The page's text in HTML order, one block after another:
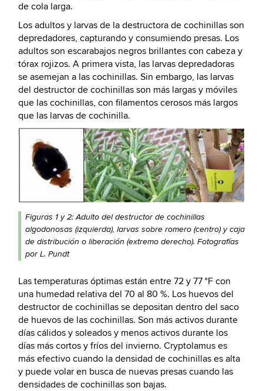
de cola larga.
Los adultos y larvas de la destructora de cochinillas son
depredadores, capturando y consumiendo presas. Los
adultos son escarabajos negros brillantes con cabeza y
tórax rojizos. A primera vista, las larvas depredadoras
se asemejan a las cochinillas. Sin embargo, las larvas
del destructor de cochinillas son más largas y móviles
que las cochinillas, con filamentos cerosos más largos
que las larvas de cochinilla.
Figuras 1 y 2: Adulto del destructor de cochinillas
algodonosas (izquierda), larvas sobre romero (centro) y caja
de distribución o liberación (extremo derecho). Fotografías
por L. Pundt
Las temperaturas óptimas están entre 72 y 77 °F con
una humedad relativa del 70 al 80 %. Los huevos del
destructor de cochinillas se depositan dentro del saco
de huevos de las cochinillas. Son más activos durante
días cálidos y soleados y menos activos durante los
días más cortos y fríos del invierno. Cryptolamus es
más efectivo cuando la densidad de cochinillas es alta
y puede volar en busca de nuevas presas cuando las
densidades de cochinillas son bajas.